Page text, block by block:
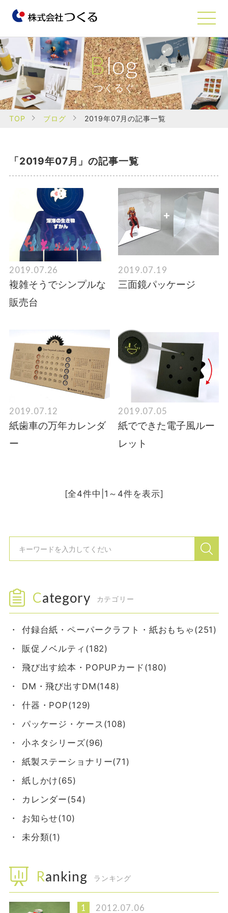
Blog
つくるぐ
TOP ブログ 2019年07月の記事一覧
「2019年07月」の記事一覧
2019.07.26
複雑そうでシンプルな
販売台
2019.07.19
三面鏡パッケージ
2019.07.12
紙歯車の万年カレンダ
ー
2019.07.05
紙でできた電子風ルー
レット
[全4件中|1～4件を表示]
Category カテゴリー
付録台紙・ペーパークラフト・紙おもちゃ(251)
販促ノベルティ(182)
飛び出す絵本・POPUPカード(180)
DM・飛び出すDM(148)
什器・POP(129)
パッケージ・ケース(108)
小ネタシリーズ(96)
紙製ステーショナリー(71)
紙しかけ(65)
カレンダー(54)
お知らせ(10)
未分類(1)
Ranking ランキング
2012.07.06